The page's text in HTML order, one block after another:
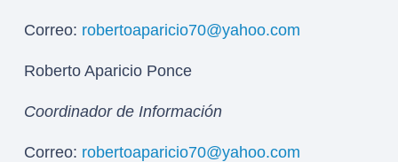
Correo: robertoaparicio70@yahoo.com
Roberto Aparicio Ponce
Coordinador de Información
Correo: robertoaparicio70@yahoo.com